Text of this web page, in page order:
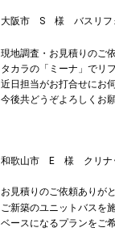
大阪市 S 様 バスリフ
現地調査・お見積りのご
タカラの「ミーナ」でリ
近日担当がお打合せにお
今後共どうぞよろしくお
和歌山市 E 様 クリナ
お見積りのご依頼ありが
ご新築のユニットバスを
ベースになるプランをご